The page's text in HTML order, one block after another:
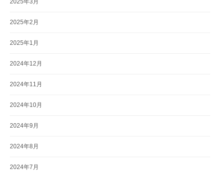
2025年3月
2025年2月
2025年1月
2024年12月
2024年11月
2024年10月
2024年9月
2024年8月
2024年7月